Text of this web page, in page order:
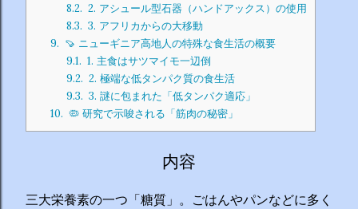
8.2. 2. アシュール型石器（ハンドアックス）の使用
8.3. 3. アフリカからの大移動
9. 🍠 ニューギニア高地人の特殊な食生活の概要
9.1. 1. 主食はサツマイモ一辺倒
9.2. 2. 極端な低タンパク質の食生活
9.3. 3. 謎に包まれた「低タンパク適応」
10. 🦠 研究で示唆される「筋肉の秘密」
内容
三大栄養素の一つ「糖質」。ごはんやパンなどに多く